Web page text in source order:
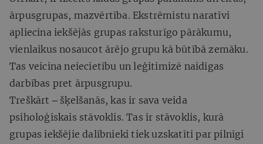
ārpusgrupas, mazvērtība. Ekstrēmistu naratīvi
apliecina iekšējās grupas raksturīgo pārākumu,
vienlaikus nosaucot ārējo grupu kā būtībā zemāku.
Tas veicina neiecietību un leģitimizē naidīgas
darbības pret ārpusgrupu.
Treškārt ‒ šķelšanās, kas ir sava veida
psiholoģiskais stāvoklis. Tas ir stāvoklis, kurā
grupas iekšējie dalībnieki tiek uzskatīti par pilnīgi